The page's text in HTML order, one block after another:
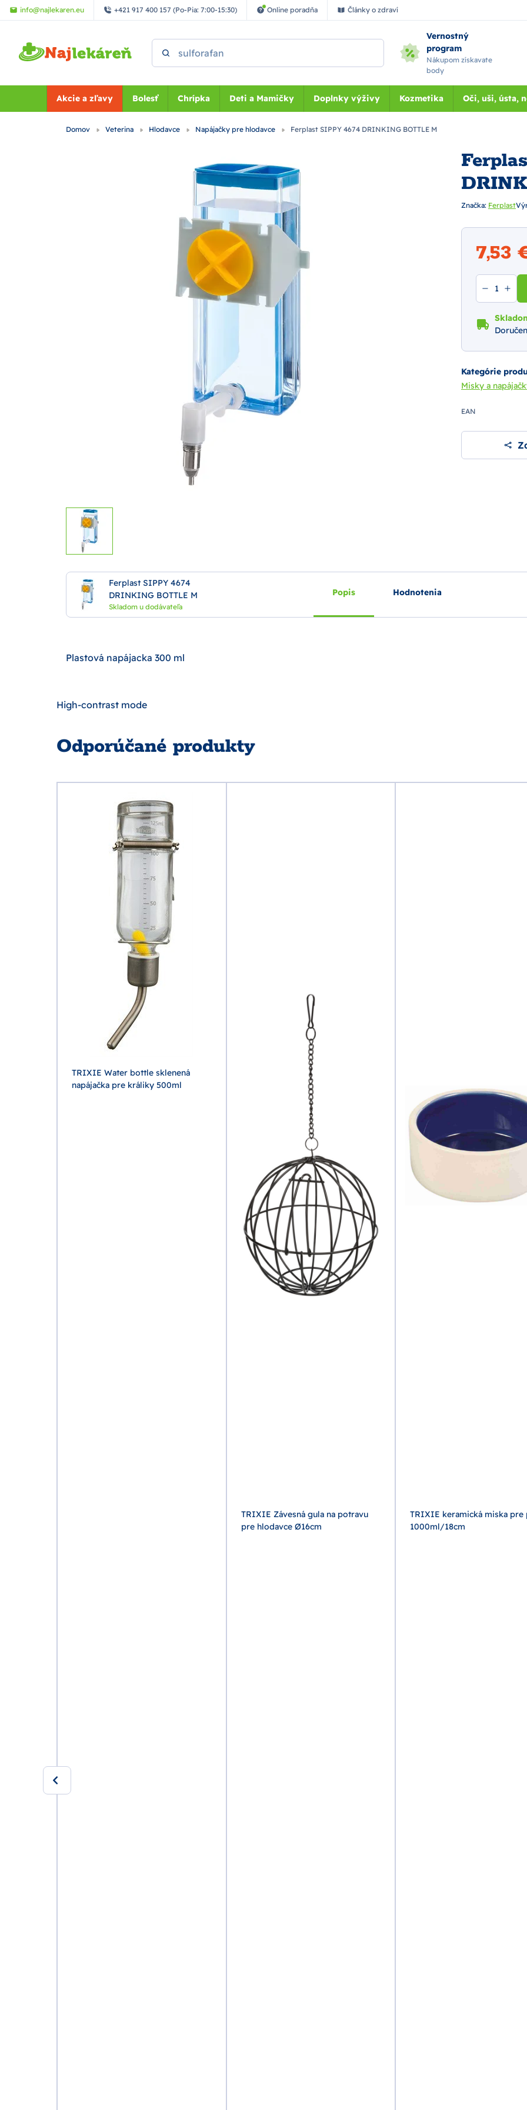
Preskočiť na hlavný obsah
info@najlekaren.eu +421 917 400 157 (Po-Pia: 7:00-15:30) Online poradňa Články o zdraví
Vernostný
program
Nákupom získavate
body
Akcie a zľavy Bolesť Chrípka Deti a Mamičky Doplnky výživy Kozmetika Oči, uši, ústa,
Domov Veterina Hlodavce Napájačky pre hlodavce Ferplast SIPPY 4674 DRINKING BOTTLE M
Značka: Ferplast
7,53
Kategórie
Misky a
EAN
Ferplast SIPPY 4674
DRINKING BOTTLE M
Skladom u dodávateľa
Popis Hodnotenia
Plastová napájacka 300 ml
High-contrast mode
Odporúčané produkty
TRIXIE Water bottle sklenená
napájačka pre králiky 500ml
TRIXIE Závesná gula na potravu
pre hlodavce Ø16cm
TRIXIE keramická miska pre
1000ml/18cm